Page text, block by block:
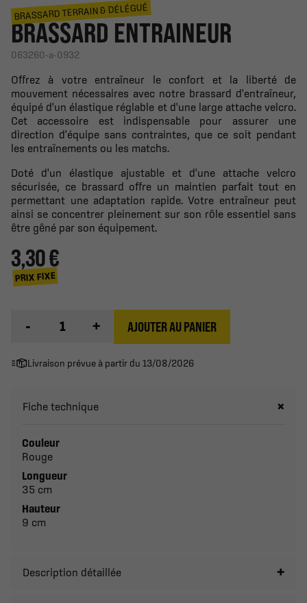
BRASSARD TERRAIN & DÉLÉGUÉ
BRASSARD ENTRAINEUR
063260-a-0932
Offrez à votre entraîneur le confort et la liberté de
mouvement nécessaires avec notre brassard d'entraîneur,
équipé d'un élastique réglable et d'une large attache velcro.
Cet accessoire est indispensable pour assurer une
direction d'équipe sans contraintes, que ce soit pendant
les entraînements ou les matchs.
Doté d'un élastique ajustable et d'une attache velcro
sécurisée, ce brassard offre un maintien parfait tout en
permettant une adaptation rapide. Votre entraîneur peut
ainsi se concentrer pleinement sur son rôle essentiel sans
être gêné par son équipement.
3,30 €
PRIX FIXE
- + AJOUTER AU PANIER
Livraison prévue à partir du 13/08/2026
Fiche technique
Couleur
Rouge
Longueur
35 cm
Hauteur
9 cm
Description détaillée